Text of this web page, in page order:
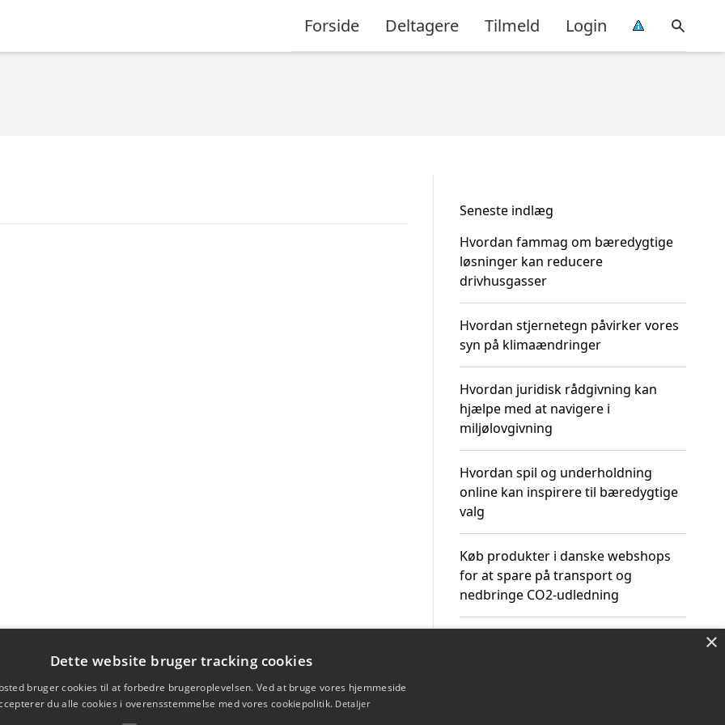
Forside Deltagere Tilmeld Login
Seneste indlæg
Hvordan fammag om bæredygtige
løsninger kan reducere
drivhusgasser
Hvordan stjernetegn påvirker vores
syn på klimaændringer
Hvordan juridisk rådgivning kan
hjælpe med at navigere i
miljølovgivning
Hvordan spil og underholdning
online kan inspirere til bæredygtige
valg
Køb produkter i danske webshops
for at spare på transport og
nedbringe CO2-udledning
×
Dette website bruger tracking cookies
bruger cookies til at forbedre brugeroplevelsen. Ved at bruge vores hjemmeside
du alle cookies i overensstemmelse med vores cookiepolitik. Detaljer